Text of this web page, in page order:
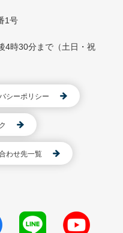
1号
4時30分まで（土日・祝
シーポリシー
わせ先一覧